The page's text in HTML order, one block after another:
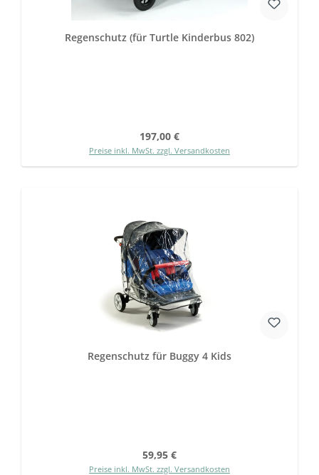
Regenschutz (für Turtle Kinderbus 802)
Regulärer Preis:
197,00 €
Preise inkl. MwSt. zzgl. Versandkosten
Regenschutz für Buggy 4 Kids
Regulärer Preis:
59,95 €
Preise inkl. MwSt. zzgl. Versandkosten